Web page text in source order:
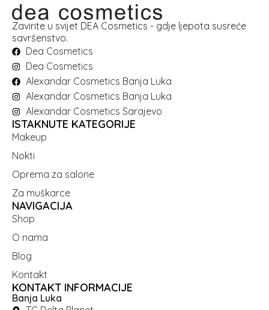
Zavirite u svijet DEA Cosmetics - gdje ljepota susreće
savršenstvo.
Dea Cosmetics
Dea Cosmetics
Alexandar Cosmetics Banja Luka
Alexandar Cosmetics Banja Luka
Alexandar Cosmetics Sarajevo
ISTAKNUTE KATEGORIJE
Makeup
Nokti
Oprema za salone
Za muškarce
NAVIGACIJA
Shop
O nama
Blog
Kontakt
KONTAKT INFORMACIJE
Banja Luka